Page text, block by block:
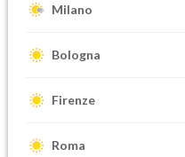
Milano
Bologna
Firenze
Roma